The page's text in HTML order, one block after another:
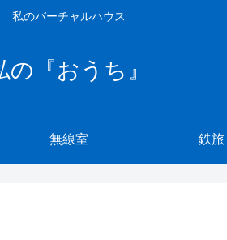
私のバーチャルハウス
の『おうち』
無線室 鉄旅